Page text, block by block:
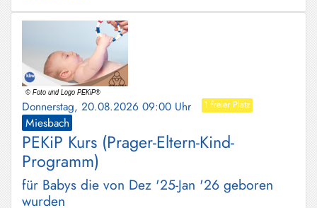
Donnerstag, 20.08.2026 09:00 Uhr 1 freier Platz
Miesbach
PEKiP Kurs (Prager-Eltern-Kind-
Programm)
für Babys die von Dez '25-Jan '26 geboren
wurden